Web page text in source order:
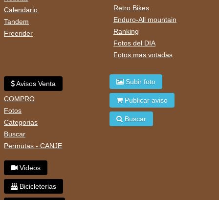
Calendario
Tandem
Freerider
Retro Bikes
Enduro-All mountain
Ranking
Fotos del DIA
Fotos mas votadas
Avisos Venta
COMPRO
Fotos
Categorias
Buscar
Permutas - CANJE
Videos
Bicicleterias
Subir foto
Publicar aviso
Buscar